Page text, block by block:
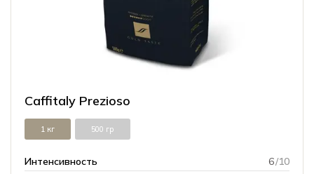
Caffitaly Prezioso
1 кг 500 гр
Интенсивность 6/10